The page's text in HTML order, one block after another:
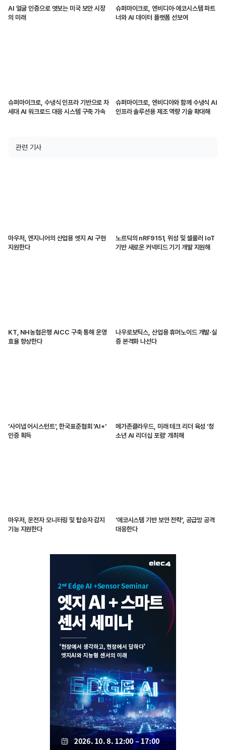
AI 얼굴 인증으로 엿보는 미국 보안 시장
의 미래
슈퍼마이크로, 엔비디아·에코시스템 파트
너와 AI 데이터 플랫폼 선보여
슈퍼마이크로, 수냉식 인프라 기반으로 차
세대 AI 워크로드 대응 시스템 구축 가속
슈퍼마이크로, 엔비디아와 함께 수냉식 AI
인프라 솔루션용 제조 역량 기술 확대해
관련 기사
마우저, 엔지니어의 산업용 엣지 AI 구현
지원한다
노르딕의 nRF9151, 위성 및 셀룰러 IoT
기반 새로운 커넥티드 기기 개발 지원해
KT, NH농협은행 AICC 구축 통해 운영
효율 향상한다
나우로보틱스, 산업용 휴머노이드 개발·실
증 본격화 나선다
'사이냅 어시스턴트', 한국표준협회 'AI+'
인증 획득
메가존클라우드, 미래 테크 리더 육성 ‘청
소년 AI 리더십 포럼’ 개최해
마우저, 운전자 모니터링 및 탑승자 감지
기능 지원한다
'에코시스템 기반 보안 전략', 공급망 공격
대응한다